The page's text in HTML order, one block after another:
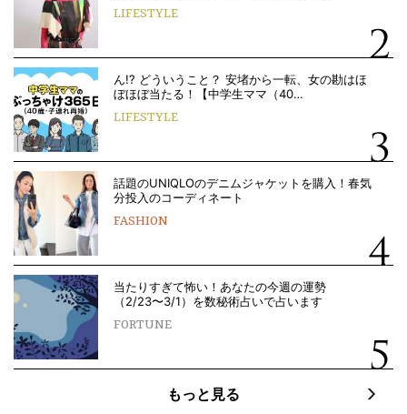
LIFESTYLE
ん!? どういうこと？ 安堵から一転、女の勘はほ
ぼほぼ当たる！【中学生ママ（40…
LIFESTYLE
話題のUNIQLOのデニムジャケットを購入！春気
分投入のコーディネート
FASHION
当たりすぎて怖い！あなたの今週の運勢
（2/23〜3/1）を数秘術占いで占います
FORTUNE
もっと見る